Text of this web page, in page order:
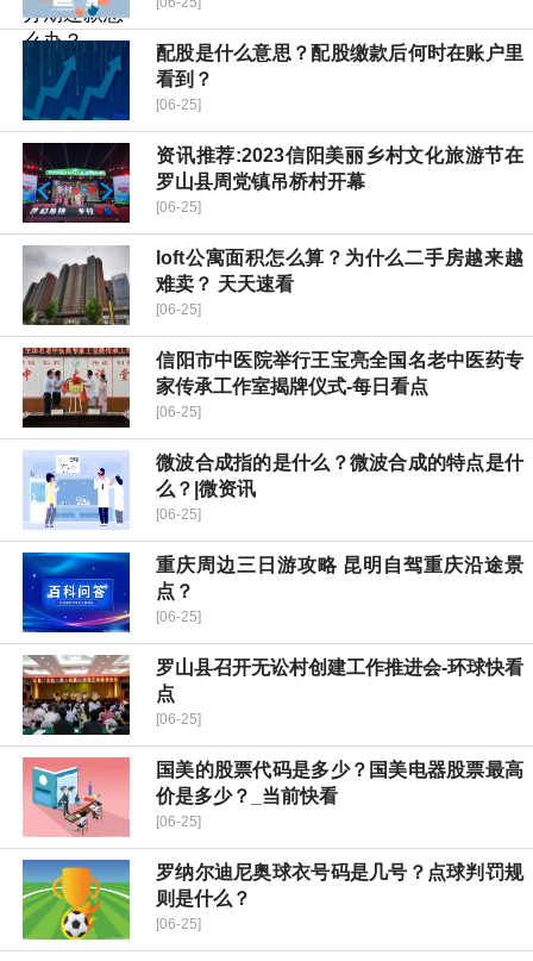
配股是什么意思？配股缴款后何时在账户里
看到？
[06-25]
资讯推荐:2023信阳美丽乡村文化旅游节在
罗山县周党镇吊桥村开幕
[06-25]
loft公寓面积怎么算？为什么二手房越来越
难卖？ 天天速看
[06-25]
​信阳市中医院举行王宝亮全国名老中医药专
家传承工作室揭牌仪式-每日看点
[06-25]
微波合成指的是什么？微波合成的特点是什
么？|微资讯
[06-25]
重庆周边三日游攻略 昆明自驾重庆沿途景
点？
[06-25]
​罗山县召开无讼村创建工作推进会-环球快看
点
[06-25]
国美的股票代码是多少？国美电器股票最高
价是多少？_当前快看
[06-25]
罗纳尔迪尼奥球衣号码是几号？点球判罚规
则是什么？
[06-25]